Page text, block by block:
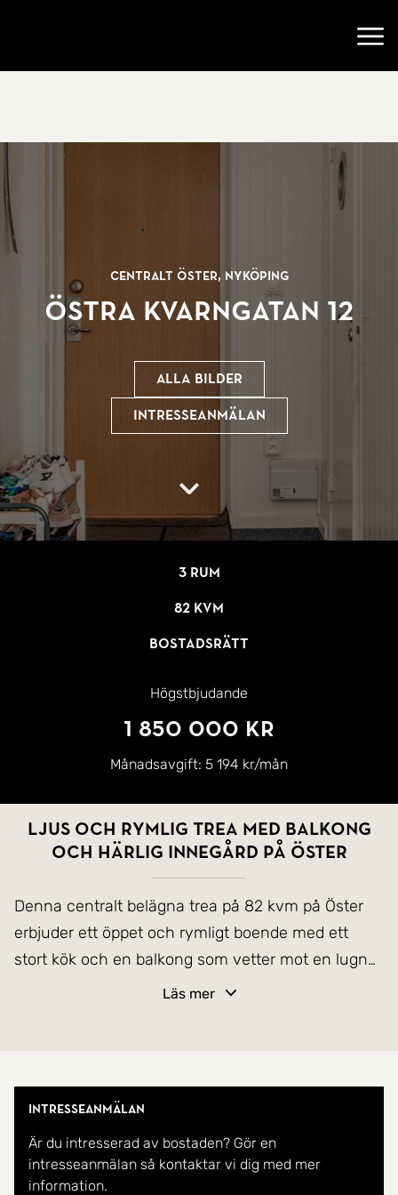
Centralt Öster, Nyköping
Östra Kvarngatan 12
Alla bilder
Intresseanmälan
3 rum
82 kvm
Bostadsrätt
Högstbjudande
1 850 000 kr
Månadsavgift: 5 194 kr/mån
Ljus och rymlig trea med balkong
och härlig innegård på Öster
Denna centralt belägna trea på 82 kvm på Öster
erbjuder ett öppet och rymligt boende med ett
stort kök och en balkong som vetter mot en lugn
innegård. Innegården har en grillplats för trevliga
Välkommen till denna ljusa och rymliga trea på
populära Öster! Med sina 82 kvm bjuder denna
lägenhet på ett härligt öppet boende med
generösa ytor för umgänge och avkoppling. Köket
Läs mer
Intresseanmälan
Är du intresserad av bostaden? Gör en
intresseanmälan så kontaktar vi dig med mer
information.